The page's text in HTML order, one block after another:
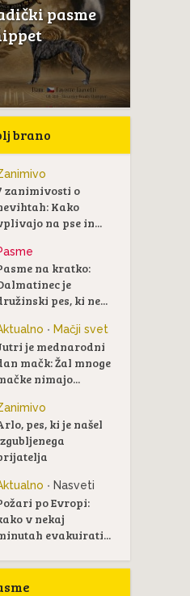
pasme
brano
zanimivosti o
Kako
na pse in...
na kratko:
je
pes, ki ne...
• Mačji svet
je mednarodni
mačk: Žal mnoge
nimajo...
pes, ki je našel
• Nasveti
po Evropi:
v nekaj
evakuirati...